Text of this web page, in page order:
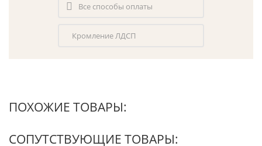
Все способы оплаты
Кромление ЛДСП
ПОХОЖИЕ ТОВАРЫ:
СОПУТСТВУЮЩИЕ ТОВАРЫ: